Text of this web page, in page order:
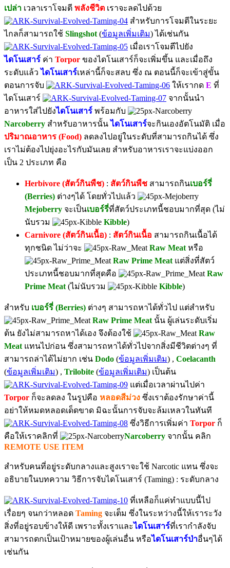
เปล่า เวลาเราโจมตี พลังชีวิต เราจะลดไปด้วย
สำหรับการโจมตีในระยะ
ไกลก็สามารถใช้ Slingshot (ข้อมูลเพิ่มเติม) ได้เช่นกัน
เมื่อเราโจมตีไปยัง
ไดโนเสาร์ ค่า Torpor ของไดโนเสาร์ก็จะเพิ่มขึ้น และเมื่อถึง
ระดับแล้วไดโนเสาร์เหล่านี้ก็จะสลบ ซึ่ง ณ ตอนนี้ก็จะเข้าสู่ขั้น
ตอนการจับ
ให้เรากด E ที่
ไดโนเสาร์
จากนั้นนำ
อาหารใส่ไปยังไดโนเสาร์ พร้อมกับ
Narcoberry สำหรับอาหารนั้นไดโนเสาร์จะกินเองอัตโนมัติ เมื่อ
ปริมาณอาหาร (Food) ลดลงไปอยู่ในระดับที่สามารถกินได้ ซึ่ง
เราไม่ต้องไปยุ่งอะไรกับมันเลย สำหรับอาหารเราจะแบ่งออก
เป็น 2 ประเภท คือ
Herbivore (สัตว์กินพืช) : สัตว์กินพืช สามารถกินเบอร์รี่
(Berries) ต่างๆได้ โดยทั่วไปแล้ว
Mejoberry จะเป็นเบอร์รี่ที่สัตว์ประเภทนี้ชอบมากที่สุด (ไม่
นับรวม
Kibble)
Carnivore (สัตว์กินเนื้อ) : สัตว์กินเนื้อ สามารถกินเนื้อได้
ทุกชนิด ไม่ว่าจะ
Raw Meat หรือ
Raw Prime Meat แต่สิ่งที่สัตว์
ประเภทนี้ชอบมากที่สุดคือ
Raw
Prime Meat (ไม่นับรวม Kibble)
สำหรับ เบอร์รี่ (Berries) ต่างๆ สามารถหาได้ทั่วไป แต่สำหรับ
Raw Prime Meat นั้น ผู้เล่นระดับเริ่ม
ต้น ยังไม่สามารถหาได้เอง จึงต้องใช้
Raw
Meat แทนไปก่อน ซึ่งสามารถหาได้ทั่วไปจากสิ่งมีชีวิตต่างๆ ที่
สามารถล่าได้ไม่ยาก เช่น Dodo (ข้อมูลเพิ่มเติม) , Coelacanth
(ข้อมูลเพิ่มเติม) , Trilobite (ข้อมูลเพิ่มเติม) เป็นต้น
แต่เมื่อเวลาผ่านไปค่า
Torpor ก็จะลดลง ในรูปคือ หลอดสีม่วง ซึ่งเราต้องรักษาค่านี้
อย่าให้หมดหลอดเด็ดขาด มิฉะนั้นการจับจะล้มเหลวในทันที
ซึ่งวิธีการเพิ่มค่า Torpor ก็
คือให้เราคลิกที่
Narcoberry จากนั้น คลิก
REMOTE USE ITEM
สำหรับคนที่อยู่ระดับกลางและสูงเราจะใช้ Narcotic แทน ซึ่งจะ
อธิบายในบทความ วิธีการจับไดโนเสาร์ (Taming) : ระดับกลาง
ที่เหลือก็แค่ทำแบบนี้ไป
เรื่อยๆ จนกว่าหลอด Taming จะเต็ม ซึ่งในระหว่างนี้ให้เราระวัง
สิ่งที่อยู่รอบข้างให้ดี เพราะทั้งเราและไดโนเสาร์ที่เรากำลังจับ
สามารถตกเป็นเป้าหมายของผู้เล่นอื่น หรือไดโนเสาร์ป่าอื่นๆได้
เช่นกัน